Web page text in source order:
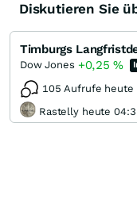
Diskutieren Sie
Timburgs
Dow Jones +0,25%
105 Aufrufe heute
Rastelly heute